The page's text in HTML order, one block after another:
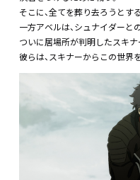
そこに、全てを葬り去ろうとす
一方アベルは、シュナイダーと
ついに居場所が判明したスキ
彼らは、スキナーからこの世